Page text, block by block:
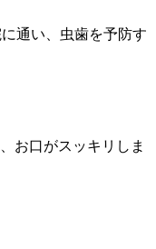
通い、虫歯を予防す
お口がスッキリしま